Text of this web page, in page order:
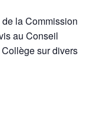
la Commission
au Conseil
sur divers